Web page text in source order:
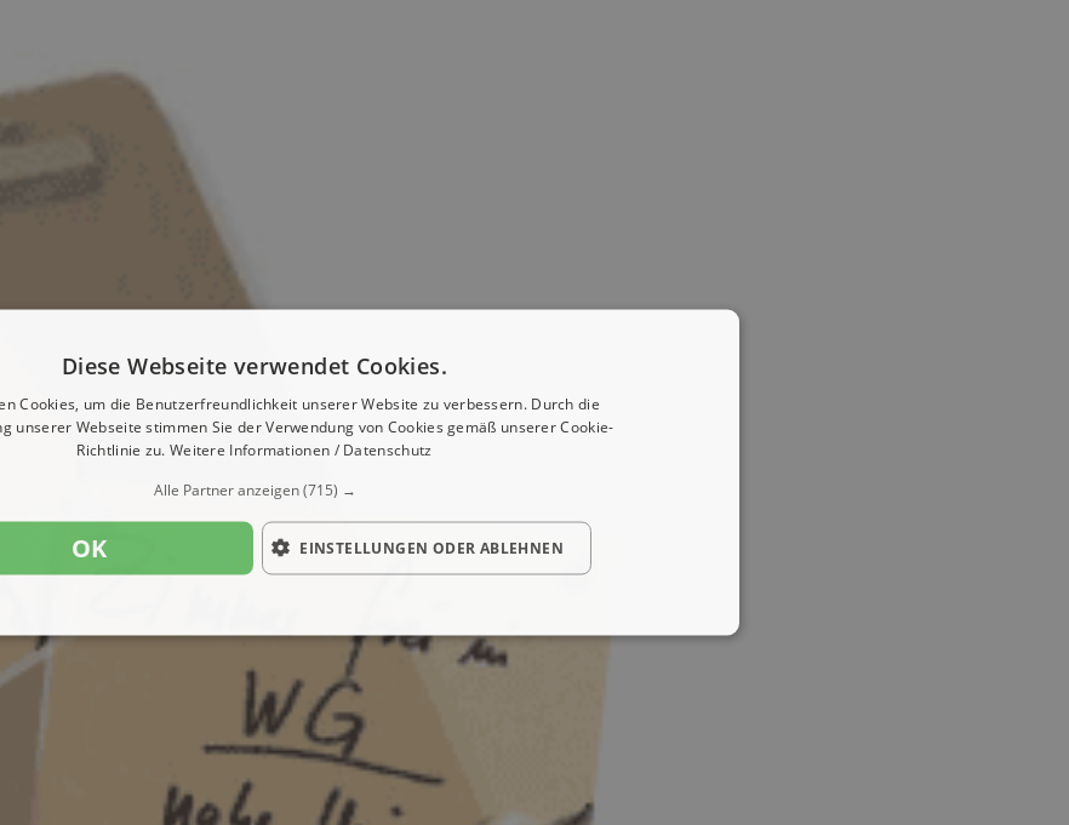
Diese Webseite verwendet Cookies.
Cookies, um die Benutzerfreundlichkeit unserer Website zu verbessern. Durch die
unserer Webseite stimmen Sie der Verwendung von Cookies gemäß unserer Cookie-
Richtlinie zu. Weitere Informationen / Datenschutz
Alle Partner anzeigen(715) →
OK EINSTELLUNGEN ODER ABLEHNEN